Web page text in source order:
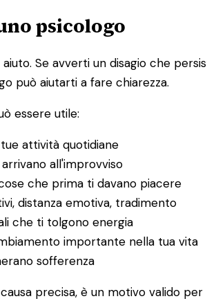
psicologo
Se avverti un disagio che
può aiutarti a fare chiarezza.
essere utile:
attività quotidiane
all'improvviso
che prima ti davano piacere
distanza emotiva, tradimento
che ti tolgono energia
importante nella tua vita
sofferenza
precisa, è un motivo valido